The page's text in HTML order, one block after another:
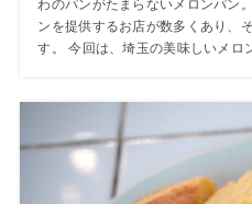
わのパンがたまらないメロンパン
ンを提供するお店が数多くあり、
す。 今回は、埼玉の美味しいメロ